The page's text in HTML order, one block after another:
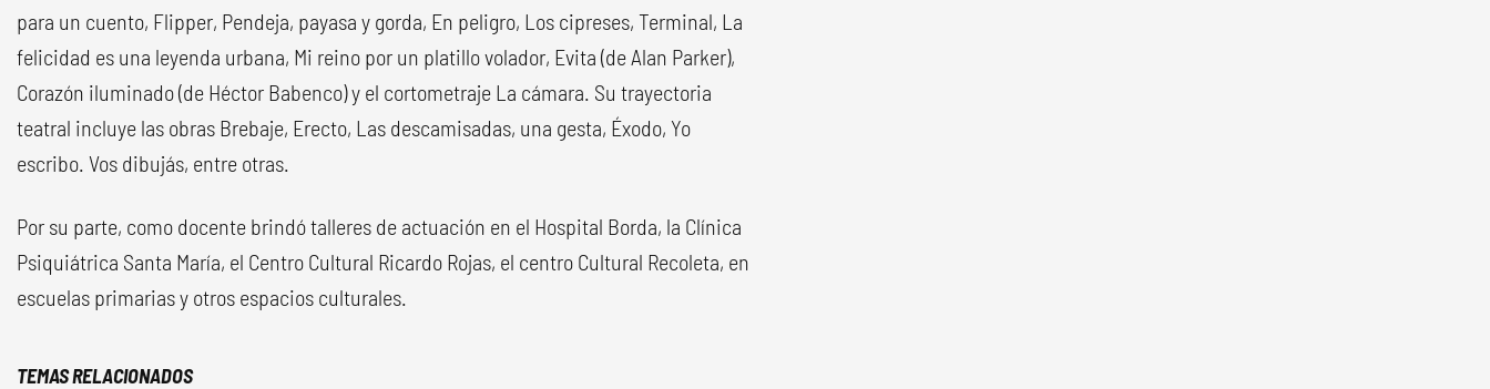
para un cuento, Flipper, Pendeja, payasa y gorda, En peligro, Los cipreses, Terminal, La
felicidad es una leyenda urbana, Mi reino por un platillo volador, Evita (de Alan Parker),
Corazón iluminado (de Héctor Babenco) y el cortometraje La cámara. Su trayectoria
teatral incluye las obras Brebaje, Erecto, Las descamisadas, una gesta, Éxodo, Yo
escribo. Vos dibujás, entre otras.
Por su parte, como docente brindó talleres de actuación en el Hospital Borda, la Clínica
Psiquiátrica Santa María, el Centro Cultural Ricardo Rojas, el centro Cultural Recoleta, en
escuelas primarias y otros espacios culturales.
TEMAS RELACIONADOS